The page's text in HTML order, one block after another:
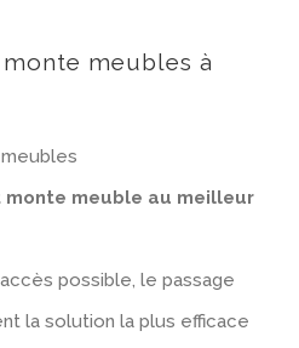
meubles à
monte meuble au meilleur
accès possible, le passage
la solution la plus efficace